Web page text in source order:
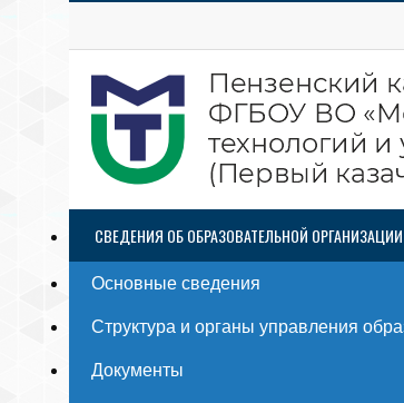
СВЕДЕНИЯ ОБ ОБРАЗОВАТЕЛЬНОЙ ОРГАНИЗАЦИИ
Основные сведения
Структура и органы управления
Документы